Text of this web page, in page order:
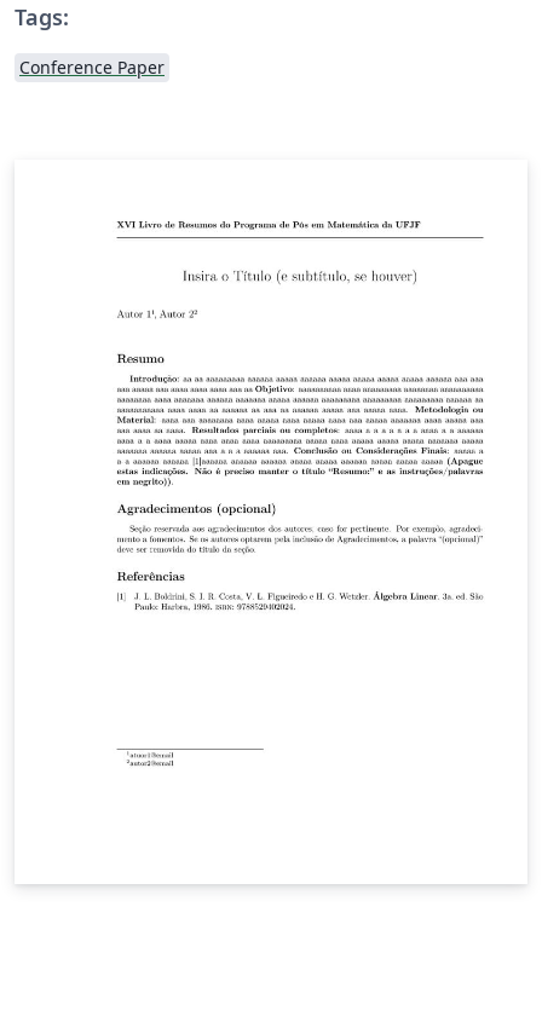
Tags:
Conference Paper